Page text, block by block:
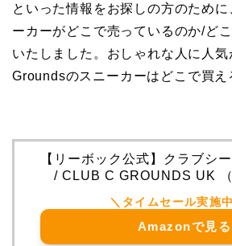
といった情報をお探しの方のため
ーカーがどこで売っているのか/ど
いたしました。 おしゃれな人に人気
Groundsのスニーカーはどこで買え
【リーボック公式】クラブシ
/ CLUB C GROUNDS UK （
Amazonで見る